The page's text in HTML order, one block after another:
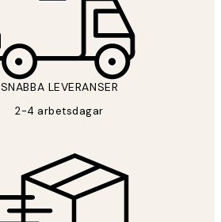
SNABBA LEVERANSER
2-4 arbetsdagar